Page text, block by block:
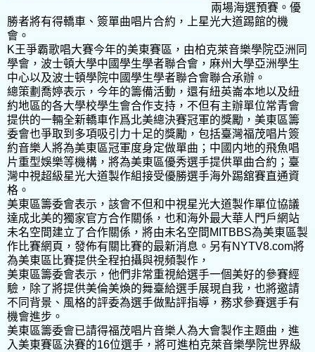
兩場海選預賽。優
勝者將有得轎車、簽單曲唱片合約，上星光大道踢館的機
會。
K王爭霸歌唱大賽今年的美東賽區，由柏克萊音樂學院亞洲同
學會，波士頓大學中國學生學者聯合會，麻州大學亞洲學生
中心以及波士頓學院中國學生學者聯合會聯合承辦。
總策劃喬婷表示，今年的籌備活動，還有紐英崙本地以及紐
約地區的各大學校學生會合作支持，不但有主辦單位常青會
提供的一輛全新轎車作爲北美總決賽冠軍的獎勵，美東區籌
委會也爭取到多項吸引力十足的獎勵，包括臺灣福茂唱片簽
約音樂人將為美東區冠軍度身定做單曲；中國内地的飛魚唱
片重型娛樂等機構，將為美東區優秀選手提供單曲合約；臺
灣中視超級星光大道製作組接受優勝選手海外踢舘賽直通資
格。
美東區籌委會表示，該會不但和中視星光大道製作單位協議
達成北美的獨家官方合作關係，也和海外最大華人門戶網站
未名空間建立了合作關係，將由未名空間MITBBS為美東區製
作比賽網頁，發佈有關比賽的最新消息。另有NYTV8.com將
為美東區比賽提供全程拍攝與視頻製作，
美東區籌委會表示，他們非常重視給選手一個美好的參賽經
驗，除了將提供美倫美煥的舞臺給選手展現自我，也將邀請
不同背景、風格的評委為選手做點評指導，務求參賽選手有
機會進步。
美東區籌委會已請得福茂唱片音樂人為大會製作主題曲，進
入美東賽區決賽的16位選手，將可進柏克萊音樂學院世界級